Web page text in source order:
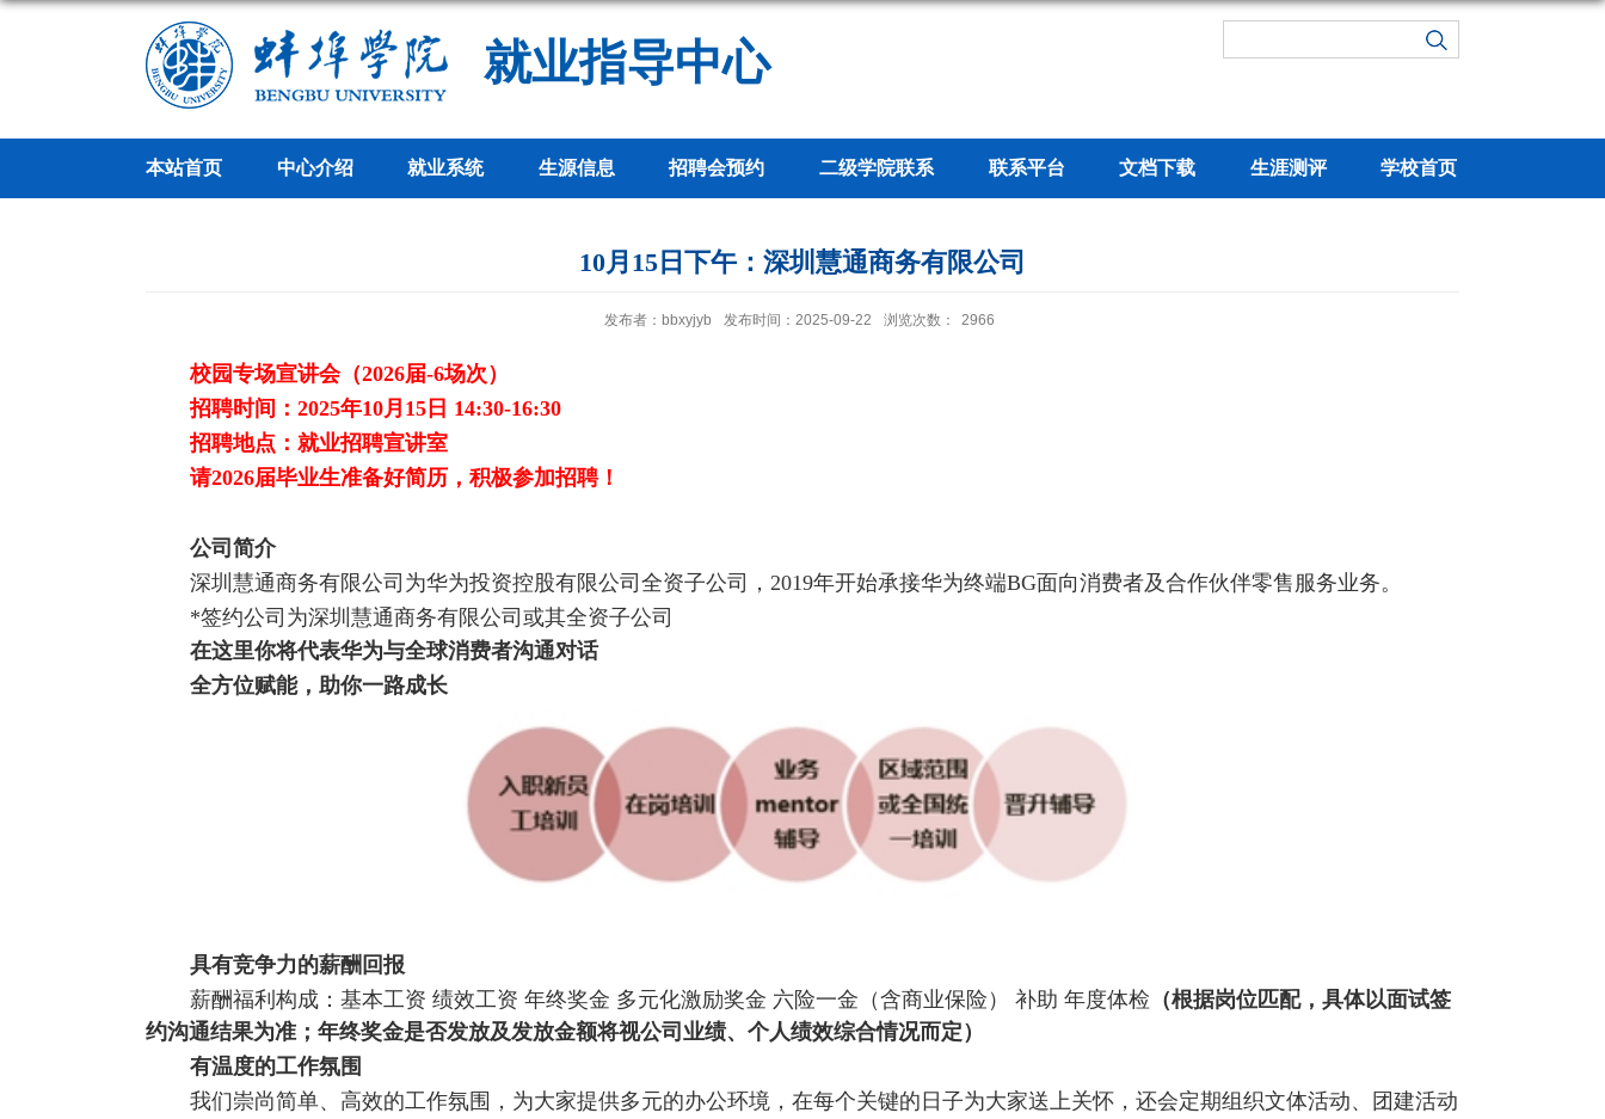
就业指导中心
本站首页 中心介绍 就业系统 生源信息 招聘会预约 二级学院联系 联系平台 文档下载 生涯测评 学校首页
10月15日下午：深圳慧通商务有限公司
发布者：bbxyjyb 发布时间：2025-09-22 浏览次数： 2966
校园专场宣讲会（2026届-6场次）
招聘时间： 2025年10月 15 日 14:30-16:30
招聘地点：就业招聘宣讲室
请2026届毕业生准备好简历，积极参加招聘！
公司简介
深圳慧通商务有限公司为华为投资控股有限公司全资子公司， 2019年开始承接华为终端BG面向消费者及合作伙伴零售服务业务。
*签约公司为深圳慧通商务有限公司或其全资子公司
在这里你将代表华为与全球消费者沟通对话
全方位赋能，助你一路成长
具有竞争力的薪酬回报
薪酬福利构成：基本工资 绩效工资 年终奖金 多元化激励奖金 六险一金（含商业保险） 补助 年度体检 （根据岗位匹配，具体以面试签
约沟通结果为准；年终奖金是否发放及发放金额将视公司业绩、个人绩效综合情况而定）
有温度的工作氛围
我们崇尚简单、高效的工作氛围，为大家提供多元的办公环境，在每个关键的日子为大家送上关怀，还会定期组织文体活动、团建活动